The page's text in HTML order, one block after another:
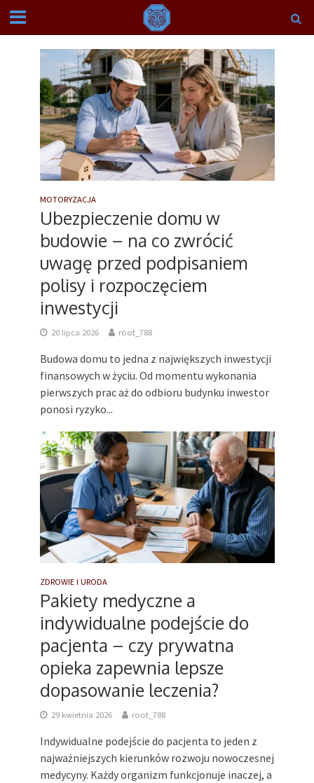
MOTORYZACJA
Ubezpieczenie domu w
budowie – na co zwrócić
uwagę przed podpisaniem
polisy i rozpoczęciem
inwestycji
20 lipca 2026 root_788
Budowa domu to jedna z największych inwestycji
finansowych w życiu. Od momentu wykonania
pierwszych prac aż do odbioru budynku inwestor
ponosi ryzyko...
ZDROWIE I URODA
Pakiety medyczne a
indywidualne podejście do
pacjenta – czy prywatna
opieka zapewnia lepsze
dopasowanie leczenia?
29 kwietnia 2026 root_788
Indywidualne podejście do pacjenta to jeden z
najważniejszych kierunków rozwoju nowoczesnej
medycyny. Każdy organizm funkcjonuje inaczej, a